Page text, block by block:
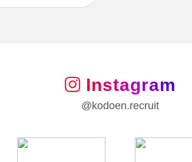
Instagram
@kodoen.recruit